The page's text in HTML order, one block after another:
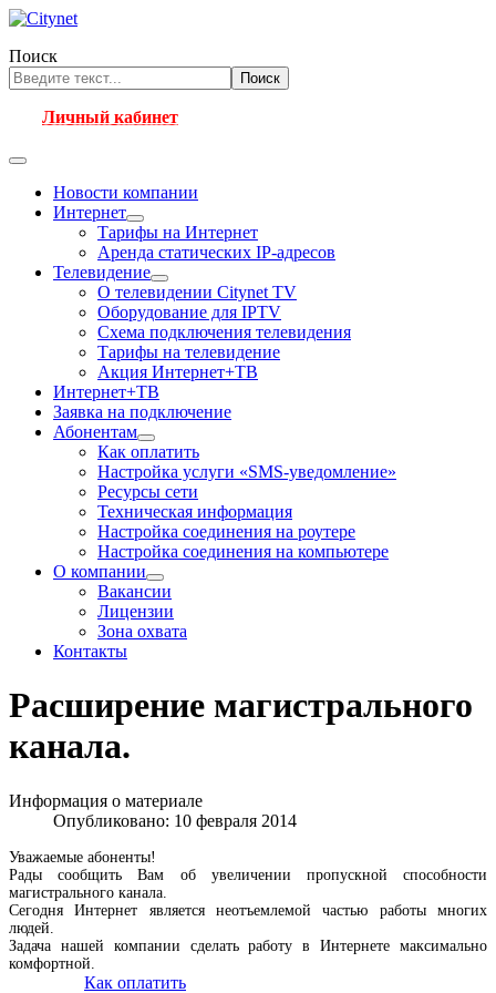
Поиск
Поиск
Личный кабинет
Новости компании
Интернет
Тарифы на Интернет
Аренда статических IP-адресов
Телевидение
О телевидении Citynet TV
Оборудование для IPTV
Схема подключения телевидения
Тарифы на телевидение
Акция Интернет+ТВ
Интернет+ТВ
Заявка на подключение
Абонентам
Как оплатить
Настройка услуги «SMS-уведомление»
Ресурсы сети
Техническая информация
Настройка соединения на роутере
Настройка соединения на компьютере
О компании
Вакансии
Лицензии
Зона охвата
Контакты
Расширение магистрального
канала.
Информация о материале
Опубликовано: 10 февраля 2014
Уважаемые абоненты!
Рады сообщить Вам об увеличении пропускной способности
магистрального канала.
Сегодня Интернет является неотъемлемой частью работы многих
людей.
Задача нашей компании сделать работу в Интернете максимально
комфортной.
Как оплатить